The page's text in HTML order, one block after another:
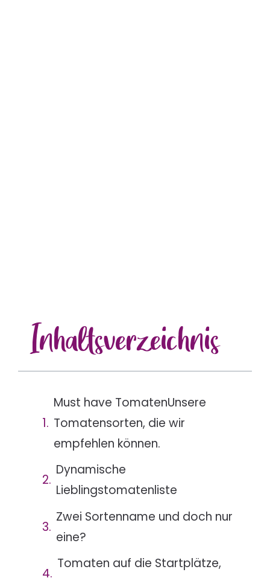
Inhaltsverzeichnis
Must have TomatenUnsere
Tomatensorten, die wir
empfehlen können.
Dynamische
Lieblingstomatenliste
Zwei Sortenname und doch nur
eine?
Tomaten auf die Startplätze,